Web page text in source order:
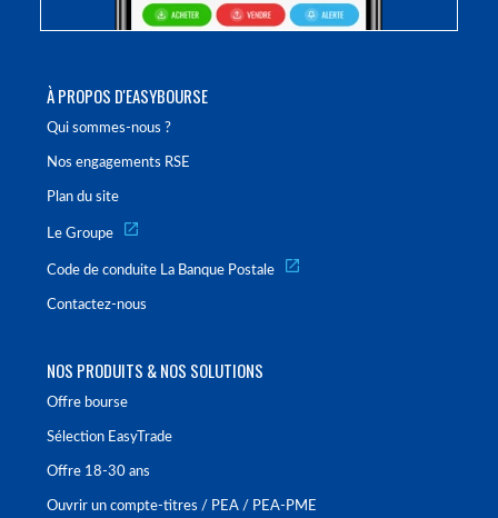
À PROPOS D'EASYBOURSE
Qui sommes-nous ?
Nos engagements RSE
Plan du site
Le Groupe
Code de conduite La Banque Postale
Contactez-nous
NOS PRODUITS & NOS SOLUTIONS
Offre bourse
Sélection EasyTrade
Offre 18-30 ans
Ouvrir un compte-titres / PEA / PEA-PME